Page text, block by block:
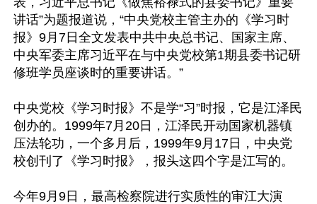
讲话”为题报道说，“中央党校主管主办的《学习时
报》9月7日全文发表中共中央总书记、国家主席、
中央军委主席习近平在与中央党校第1期县委书记研
修班学员座谈时的重要讲话。”
中央党校《学习时报》不是学“习”时报，它是江泽民
创办的。1999年7月20日，江泽民开动国家机器镇
压法轮功，一个多月后，1999年9月17日，中央党
校创刊了《学习时报》，报头这四个字是江写的。
今年9月9日，最高检察院进行实质性的审江大演